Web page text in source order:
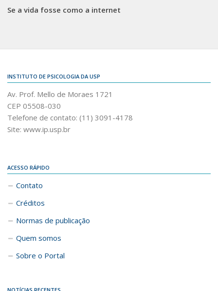
Se a vida fosse como a internet
INSTITUTO DE PSICOLOGIA DA USP
Av. Prof. Mello de Moraes 1721
CEP 05508-030
Telefone de contato: (11) 3091-4178
Site: www.ip.usp.br
ACESSO RÁPIDO
Contato
Créditos
Normas de publicação
Quem somos
Sobre o Portal